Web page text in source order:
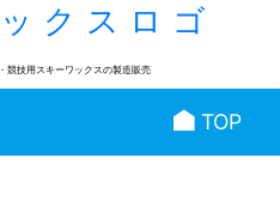
・競技用スキーワックスの製造販売
TOP